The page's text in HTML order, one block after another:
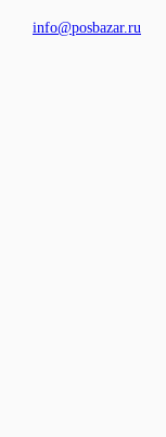
info@posbazar.ru